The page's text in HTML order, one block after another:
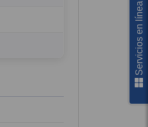
Servicios en línea